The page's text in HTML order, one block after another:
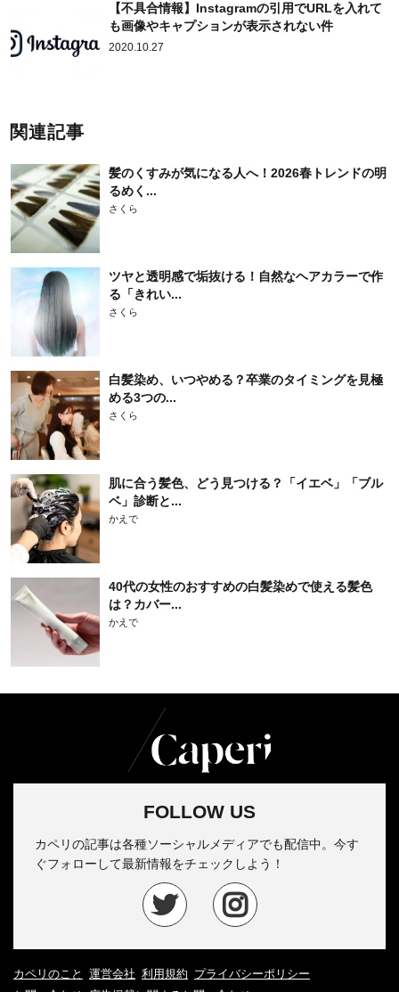
【不具合情報】Instagramの引用でURLを入れて
も画像やキャプションが表示されない件
2020.10.27
関連記事
髪のくすみが気になる人へ！2026春トレンドの明
るめく...
さくら
ツヤと透明感で垢抜ける！自然なヘアカラーで作
る「きれい...
さくら
白髪染め、いつやめる？卒業のタイミングを見極
める3つの...
さくら
肌に合う髪色、どう見つける？「イエベ」「ブル
ベ」診断と...
かえで
40代の女性のおすすめの白髪染めで使える髪色
は？カバー...
かえで
FOLLOW US
カペリの記事は各種ソーシャルメディアでも配信中。今す
ぐフォローして最新情報をチェックしよう！
カペリのこと 運営会社 利用規約 プライバシーポリシー